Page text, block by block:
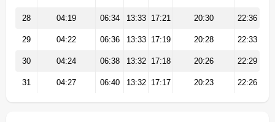
28 04:19 06:34 13:33 17:21 20:30 22:36
29 04:22 06:36 13:33 17:19 20:28 22:33
30 04:24 06:38 13:32 17:18 20:26 22:29
31 04:27 06:40 13:32 17:17 20:23 22:26